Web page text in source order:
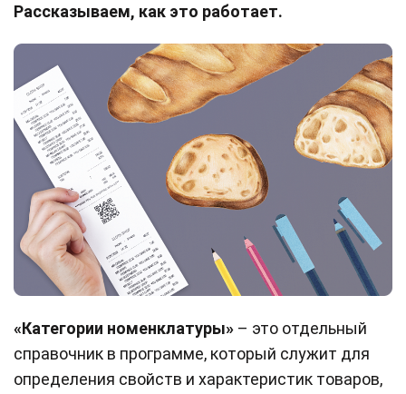
Рассказываем, как это работает.
«Категории номенклатуры» – это отдельный
справочник в программе, который служит для
определения свойств и характеристик товаров,